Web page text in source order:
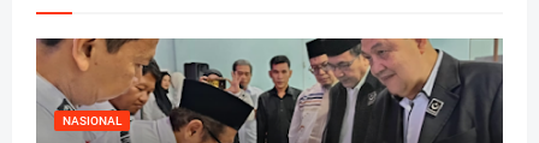
NASIONAL